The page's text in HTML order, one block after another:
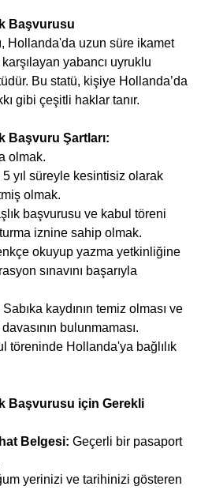
Başvurusu
Hollanda'da uzun süre ikamet
yabancı uyruklu
Bu statü, kişiye Hollanda’da
gibi çeşitli haklar tanır.
Başvuru Şartları:
olmak.
5 yıl süreyle kesintisiz olarak
olmak.
başvurusu ve kabul töreni
iznine sahip olmak.
okuyup yazma yetkinliğine
sınavını başarıyla
Sabıka kaydının temiz olması ve
bulunmaması.
töreninde Hollanda'ya bağlılık
Başvurusu için Gerekli
Belgesi: Geçerli bir pasaport
yerinizi ve tarihinizi gösteren